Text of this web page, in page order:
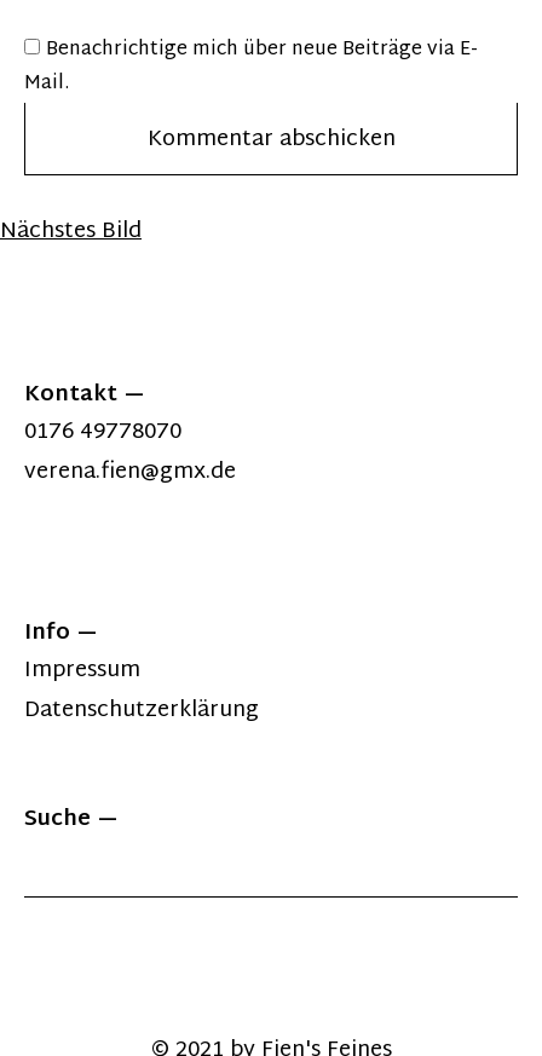
Benachrichtige mich über neue Beiträge via E-
Mail.
Nächstes Bild
Kontakt
0176 49778070
verena.fien@gmx.de
Info
Impressum
Datenschutzerklärung
Suche